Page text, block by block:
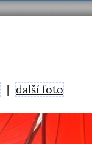
další foto